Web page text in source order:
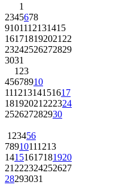
1
2345678
9101112131415
161718192021 22
23242526272829
3031
1 23
45678910
11121314151617
18192021 222324
252627282930
1 23456
78910111213
14151617181920
21 222324252627
28293031